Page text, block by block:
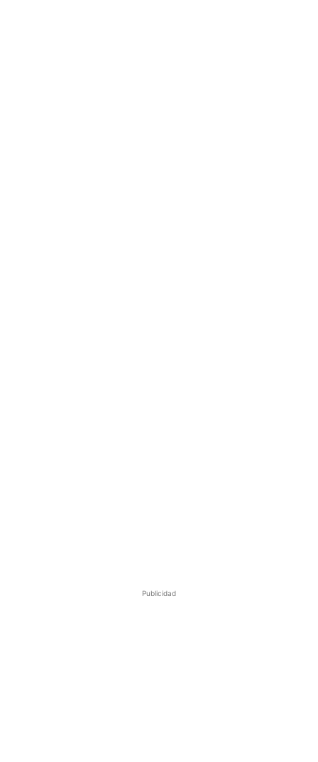
Publicidad